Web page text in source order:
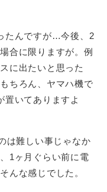
たんですが…今後、2
合に限りますが。例
に出たいと思った
ちろん、ヤマハ機で
置いてありますよ
は難しい事じゃなか
1ヶ月ぐらい前に電
んな感じでした。